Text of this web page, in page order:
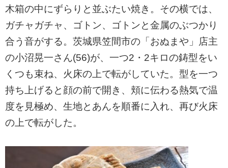
木箱の中にずらりと並ぶたい焼き。その横では、
ガチャガチャ、ゴトン、ゴトンと金属のぶつかり
合う音がする。茨城県笠間市の「おぬまや」店主
の小沼晃一さん(56)が、一つ2・2キロの鋳型をい
くつも束ね、火床の上で転がしていた。型を一つ
持ち上げると顔の前で開き、頬に伝わる熱気で温
度を見極め、生地とあんを順番に入れ、再び火床
の上で転がした。